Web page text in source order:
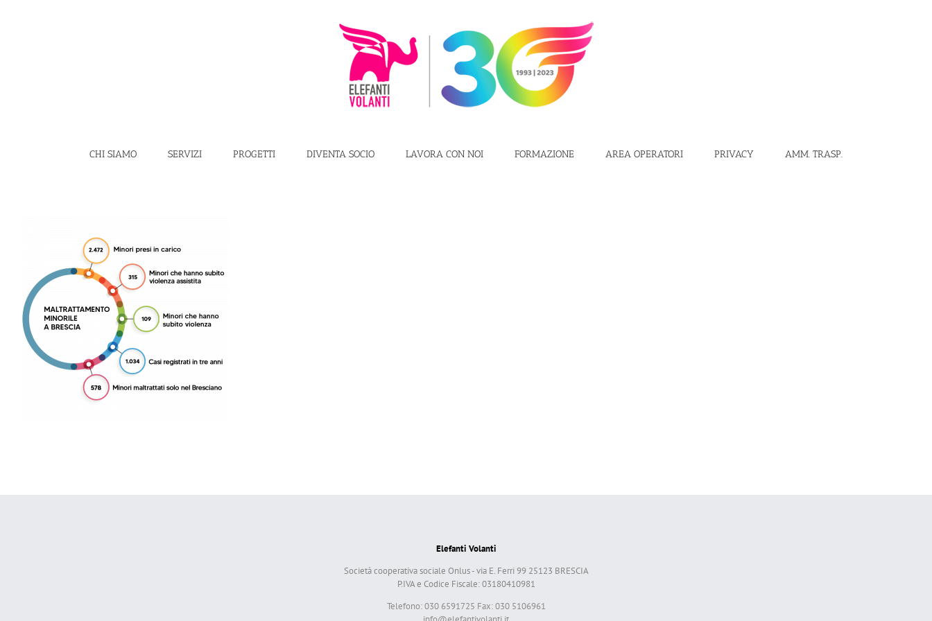
CHI SIAMO SERVIZI PROGETTI DIVENTA SOCIO LAVORA CON NOI FORMAZIONE AREA OPERATORI PRIVACY AMM. TRASP.
Elefanti Volanti
Società cooperativa sociale Onlus - via E. Ferri 99 25123 BRESCIA
P.IVA e Codice Fiscale: 03180410981
Telefono: 030 6591725 Fax: 030 5106961